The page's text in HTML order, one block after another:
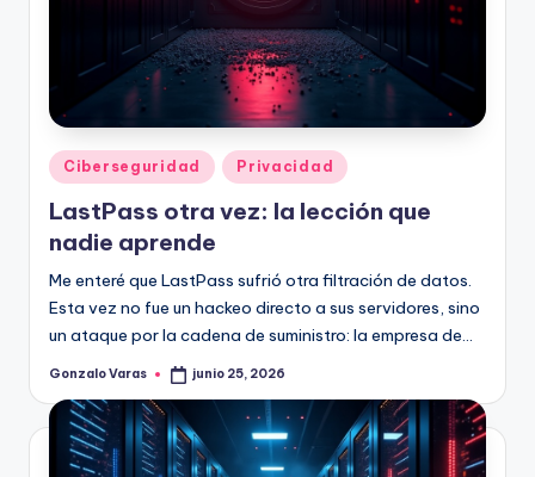
Publicado
en
Ciberseguridad Privacidad
LastPass otra vez: la lección que
nadie aprende
Me enteré que LastPass sufrió otra filtración de datos.
Esta vez no fue un hackeo directo a sus servidores, sino
un ataque por la cadena de suministro: la empresa de…
Publicado
Gonzalo Varas junio 25, 2026